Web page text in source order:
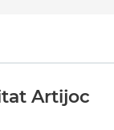
Artijoc